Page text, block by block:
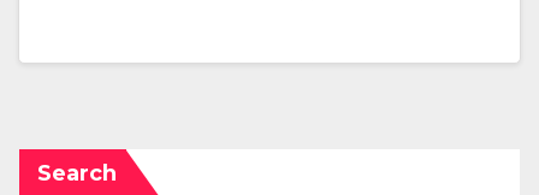
Search